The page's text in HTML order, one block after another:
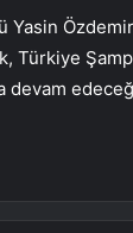
Yasin
devam